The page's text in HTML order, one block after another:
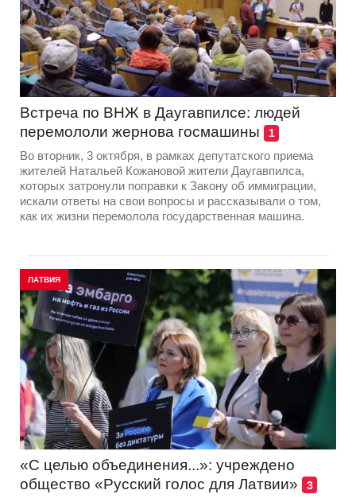
Встреча по ВНЖ в Даугавпилсе: людей
перемололи жернова госмашины
1
Во вторник, 3 октября, в рамках депутатского приема
жителей Натальей Кожановой жители Даугавпилса,
которых затронули поправки к Закону об иммиграции,
искали ответы на свои вопросы и рассказывали о том,
как их жизни перемолола государственная машина.
ЛАТВИЯ
«C целью объединения...»: учреждено
общество «Русский голос для Латвии»
3